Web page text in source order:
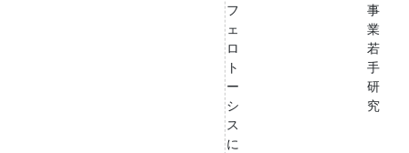
フ
ェ
ロ
ト
ー
シ
ス
に
事
業
若
手
研
究